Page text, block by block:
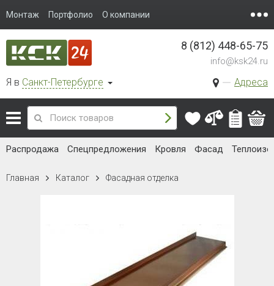
Монтаж Портфолио О компании
Я в Санкт-Петербурге Адреса
8 (812) 448-65-75
info@ksk24.ru
Распродажа Спецпредложения Кровля Фасад
Главная Каталог Фасадная отделка